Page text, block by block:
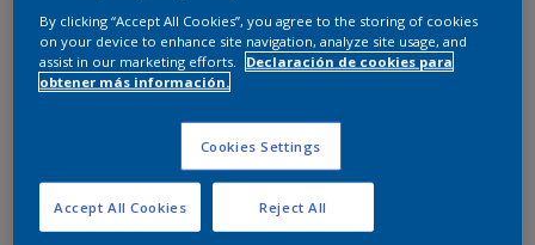
Este producto no está actualmente disponible en línea.
Por favor, visite su tienda más cercana.
Agregar a espacio Encontrar una tienda
By clicking “Accept All Cookies”, you agree to the storing of cookies
on your device to enhance site navigation, analyze site usage, and
assist in our marketing efforts.
Declaración de cookies para
obtener más información.
Cookies Settings
Reject All
Accept All Cookies